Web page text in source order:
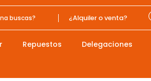
¿Alquiler o venta?
Repuestos Delegaciones